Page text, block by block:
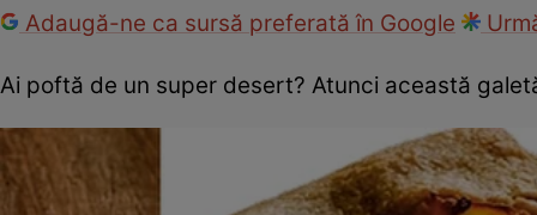
Adaugă-ne ca sursă preferată în Google
Ai poftă de un super desert? Atunci această